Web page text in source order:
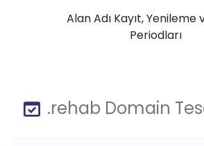
Alan Adı Kayıt, Yenileme
Periodları
.rehab Domain